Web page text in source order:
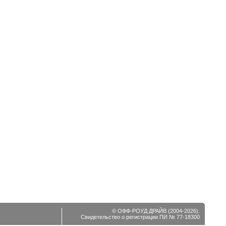
© ОФФ-РОУД ДРАЙВ (2004-2026).
Свидетельство о регистрации ПИ № 77-18300